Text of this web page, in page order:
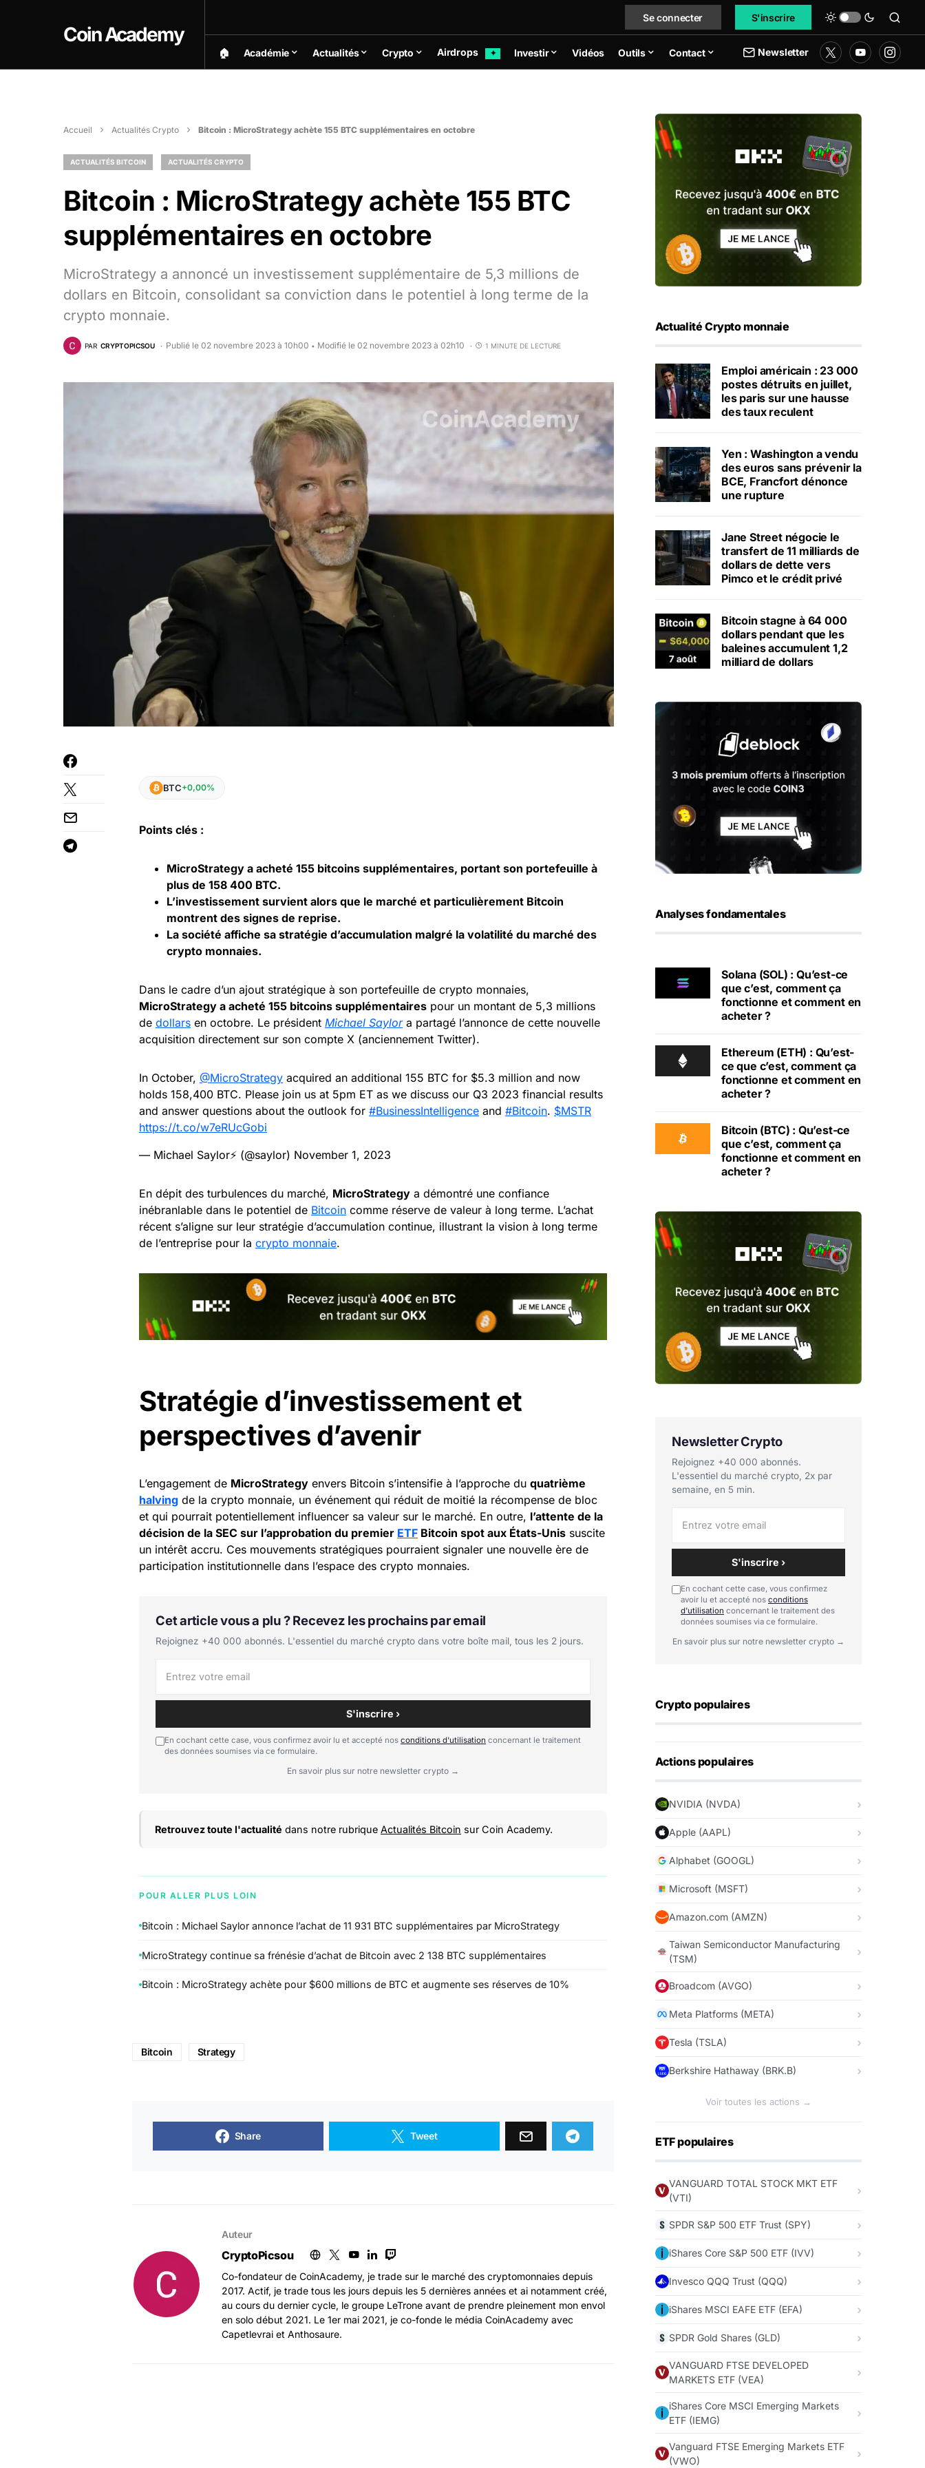
Coin Academy
Se connecter S'inscrire
🏠︎ Académie Actualités Crypto Airdrops ✦ Investir Vidéos Outils Contact Newsletter
Accueil Actualités Crypto Bitcoin : MicroStrategy achète 155 BTC supplémentaires en octobre
ACTUALITÉS BITCOIN ACTUALITÉS CRYPTO
Bitcoin : MicroStrategy achète 155 BTC
supplémentaires en octobre
MicroStrategy a annoncé un investissement supplémentaire de 5,3 millions de
dollars en Bitcoin, consolidant sa conviction dans le potentiel à long terme de la
crypto monnaie.
PAR CRYPTOPICSOU Publié le 02 novembre 2023 à 10h00 • Modifié le 02 novembre 2023 à 02h10 1 MINUTE DE LECTURE
BTC+0,00%
Points clés :
MicroStrategy a acheté 155 bitcoins supplémentaires, portant son portefeuille à
plus de 158 400 BTC.
L’investissement survient alors que le marché et particulièrement Bitcoin
montrent des signes de reprise.
La société affiche sa stratégie d’accumulation malgré la volatilité du marché des
crypto monnaies.
Dans le cadre d’un ajout stratégique à son portefeuille de crypto monnaies,
MicroStrategy a acheté 155 bitcoins supplémentaires pour un montant de 5,3 millions
de dollars en octobre. Le président Michael Saylora partagé l’annonce de cette nouvelle
acquisition directement sur son compte X (anciennement Twitter).
In October, @MicroStrategy acquired an additional 155 BTC for $5.3 million and now
holds 158,400 BTC. Please join us at 5pm ET as we discuss our Q3 2023 financial results
and answer questions about the outlook for #BusinessIntelligence and #Bitcoin. $MSTR
https://t.co/w7eRUcGobi
— Michael Saylor⚡️ (@saylor) November 1, 2023
En dépit des turbulences du marché, MicroStrategy a démontré une confiance
inébranlable dans le potentiel de Bitcoin comme réserve de valeur à long terme. L’achat
récent s’aligne sur leur stratégie d’accumulation continue, illustrant la vision à long terme
de l’entreprise pour la crypto monnaie.
Stratégie d’investissement et
perspectives d’avenir
L’engagement de MicroStrategy envers Bitcoin s’intensifie à l’approche du quatrième
halving de la crypto monnaie, un événement qui réduit de moitié la récompense de bloc
et qui pourrait potentiellement influencer sa valeur sur le marché. En outre, l’attente de la
décision de la SEC sur l’approbation du premier ETF Bitcoin spot aux États-Unis suscite
un intérêt accru. Ces mouvements stratégiques pourraient signaler une nouvelle ère de
participation institutionnelle dans l’espace des crypto monnaies.
Cet article vous a plu ? Recevez les prochains par email
Rejoignez +40 000 abonnés. L'essentiel du marché crypto dans votre boîte mail, tous les 2 jours.
S'inscrire ›
En cochant cette case, vous confirmez avoir lu et accepté nos conditions d'utilisation concernant le traitement
des données soumises via ce formulaire.
En savoir plus sur notre newsletter crypto →
Retrouvez toute l'actualité dans notre rubrique Actualités Bitcoin sur Coin Academy.
POUR ALLER PLUS LOIN
Bitcoin : Michael Saylor annonce l’achat de 11 931 BTC supplémentaires par MicroStrategy
MicroStrategy continue sa frénésie d’achat de Bitcoin avec 2 138 BTC supplémentaires
Bitcoin : MicroStrategy achète pour $600 millions de BTC et augmente ses réserves de 10%
Bitcoin Strategy
Share Tweet
Auteur
CryptoPicsou
Co-fondateur de CoinAcademy, je trade sur le marché des cryptomonnaies depuis
2017. Actif, je trade tous les jours depuis les 5 dernières années et ai notamment créé,
au cours du dernier cycle, le groupe LeTrone avant de prendre pleinement mon envol
en solo début 2021. Le 1er mai 2021, je co-fonde le média CoinAcademy avec
Capetlevrai et Anthosaure.
Actualité Crypto monnaie
Emploi américain : 23 000
postes détruits en juillet,
les paris sur une hausse
des taux reculent
Yen : Washington a vendu
des euros sans prévenir la
BCE, Francfort dénonce
une rupture
Jane Street négocie le
transfert de 11 milliards de
dollars de dette vers
Pimco et le crédit privé
Bitcoin stagne à 64 000
dollars pendant que les
baleines accumulent 1,2
milliard de dollars
Analyses fondamentales
Solana (SOL) : Qu’est-ce
que c’est, comment ça
fonctionne et comment en
acheter ?
Ethereum (ETH) : Qu’est-
ce que c’est, comment ça
fonctionne et comment en
acheter ?
Bitcoin (BTC) : Qu’est-ce
que c’est, comment ça
fonctionne et comment en
acheter ?
Newsletter Crypto
Rejoignez +40 000 abonnés.
L'essentiel du marché crypto, 2x par
semaine, en 5 min.
S'inscrire ›
En cochant cette case, vous confirmez
avoir lu et accepté nos conditions
d'utilisation concernant le traitement des
données soumises via ce formulaire.
En savoir plus sur notre newsletter crypto →
Crypto populaires
Actions populaires
NVIDIA (NVDA)
Apple (AAPL)
Alphabet (GOOGL)
Microsoft (MSFT)
Amazon.com (AMZN)
Taiwan Semiconductor Manufacturing
(TSM)
Broadcom (AVGO)
Meta Platforms (META)
Tesla (TSLA)
Berkshire Hathaway (BRK.B)
Voir toutes les actions →
ETF populaires
VANGUARD TOTAL STOCK MKT ETF
(VTI)
SPDR S&P 500 ETF Trust (SPY)
iShares Core S&P 500 ETF (IVV)
Invesco QQQ Trust (QQQ)
iShares MSCI EAFE ETF (EFA)
SPDR Gold Shares (GLD)
VANGUARD FTSE DEVELOPED
MARKETS ETF (VEA)
iShares Core MSCI Emerging Markets
ETF (IEMG)
Vanguard FTSE Emerging Markets ETF
(VWO)